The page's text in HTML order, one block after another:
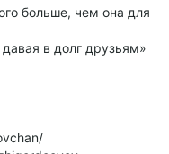
больше, чем она для
в долг друзьям»